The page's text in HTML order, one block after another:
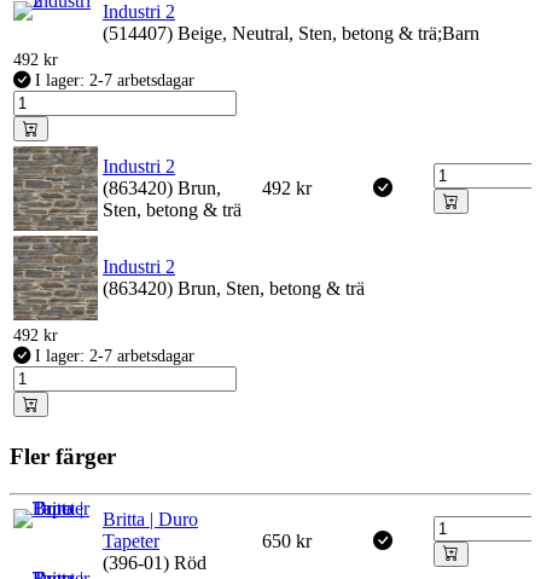
Industri 2
(514407) Beige, Neutral, Sten, betong & trä;Barn
492 kr
I lager: 2-7 arbetsdagar
Industri 2
(863420) Brun,
Sten, betong & trä
492 kr
Industri 2
(863420) Brun, Sten, betong & trä
492 kr
I lager: 2-7 arbetsdagar
Fler färger
Britta | Duro
Tapeter
(396-01) Röd
650 kr